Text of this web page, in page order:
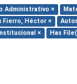
Administrativo ×
Fierro, Héctor ×
× Has